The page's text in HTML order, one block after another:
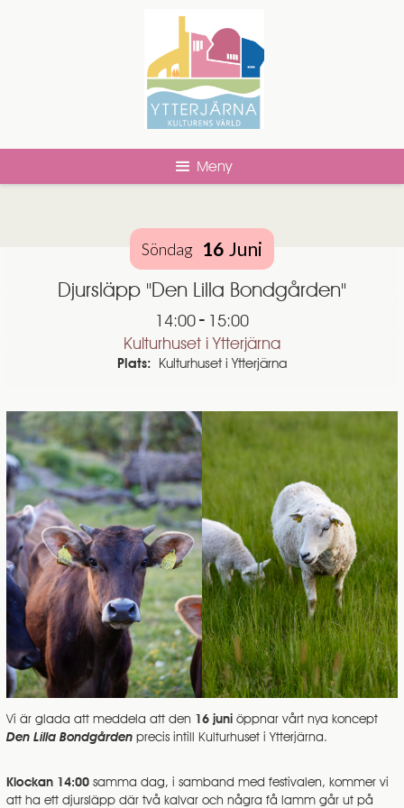
Meny
Söndag 16 Juni
Djursläpp "Den Lilla Bondgården"
14:00- 15:00
Kulturhuset i Ytterjärna
Plats: Kulturhuset i Ytterjärna
Vi är glada att meddela att den 16 juni öppnar vårt nya koncept
Den Lilla Bondgården precis intill Kulturhuset i Ytterjärna.
Klockan 14:00 samma dag, i samband med festivalen, kommer vi
att ha ett djursläpp där två kalvar och några få lamm går ut på